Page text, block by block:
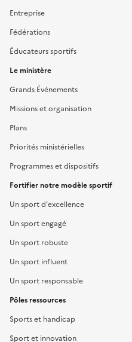
Entreprise
Fédérations
Éducateurs sportifs
Le ministère
Grands Événements
Missions et organisation
Plans
Priorités ministérielles
Programmes et dispositifs
Fortifier notre modèle sportif
Un sport d'excellence
Un sport engagé
Un sport robuste
Un sport influent
Un sport responsable
Pôles ressources
Sports et handicap
Sport et innovation